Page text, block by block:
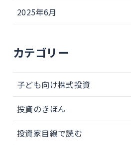
2025年6月
カテゴリー
子ども向け株式投資
投資のきほん
投資家目線で読む